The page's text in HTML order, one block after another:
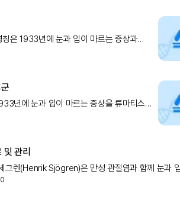
은 1933년에 눈과 입이 마르는 증상과
자를 처음으로 보고한 스웨덴 안과
년에 눈과 입이 마르는 증상을 류마티스
덴 안과 의사 쇠그렌의 이름에서
및 관리
그렌(Henrik Sjögren)은 만성 관절염과 함께 눈과
다.